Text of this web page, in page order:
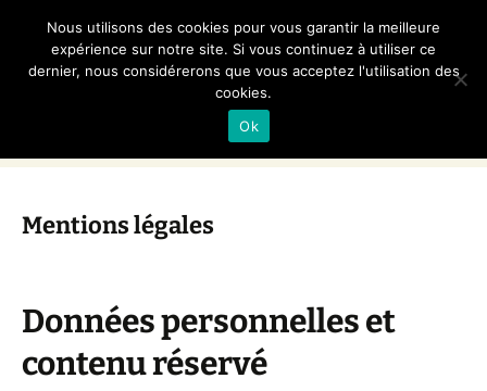
Non aux Carrières et
Briqueteries en Bray
Association loi 1901
au
Mentions légales
Données personnelles et
contenu réservé
Nous utilisons des cookies pour vous garantir la meilleure
expérience sur notre site. Si vous continuez à utiliser ce
dernier, nous considérerons que vous acceptez l'utilisation des
cookies.
Ok